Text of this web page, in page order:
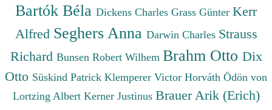
Bartók Béla Dickens Charles Grass Günter Kerr
Alfred Seghers Anna Darwin Charles Strauss
Richard Bunsen Robert Wilhem Brahm Otto Dix
Otto Süskind Patrick Klemperer Victor Horváth Ödön von
Lortzing Albert Kerner Justinus Brauer Arik (Erich)